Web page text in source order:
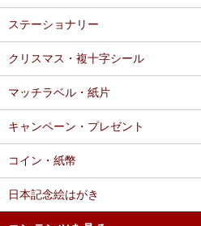
ステーショナリー
クリスマス・複十字シール
マッチラベル・紙片
キャンペーン・プレゼント
コイン・紙幣
日本記念絵はがき